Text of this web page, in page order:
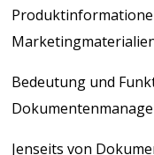
Bedeutung und
Jenseits von